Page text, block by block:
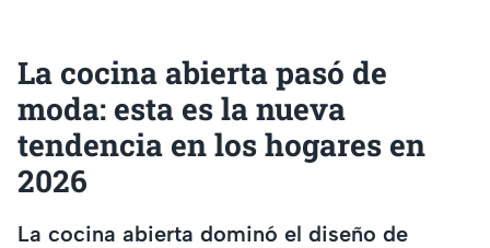
La cocina abierta pasó de
moda: esta es la nueva
tendencia en los hogares en
2026
La cocina abierta dominó el diseño de